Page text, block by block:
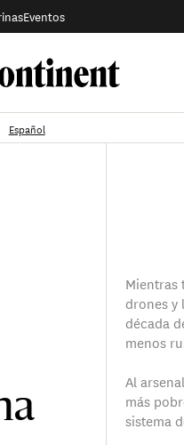
Eventos
Español
Mientras
drones y
década
menos
Al
más
sistema